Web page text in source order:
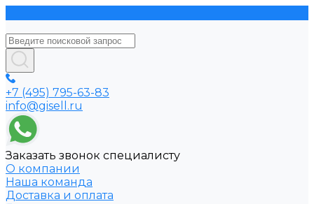
+7 (495) 795-63-83
info@gisell.ru
Заказать звонок специалисту
О компании
Наша команда
Доставка и оплата